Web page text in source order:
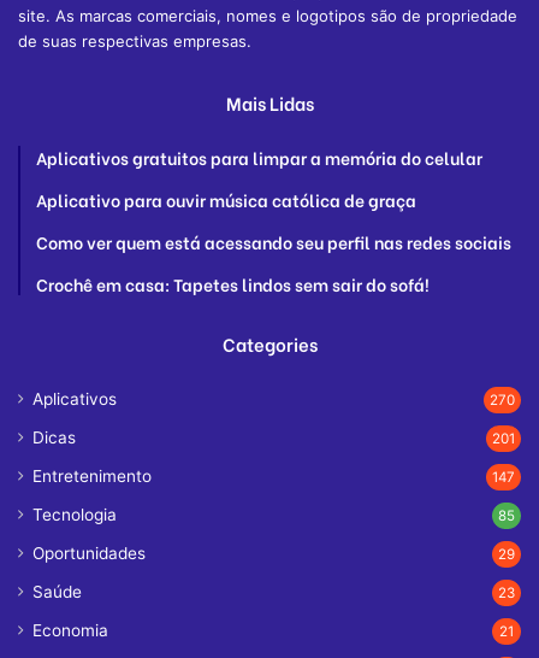
site. As marcas comerciais, nomes e logotipos são de propriedade
de suas respectivas empresas.
Mais Lidas
Aplicativos gratuitos para limpar a memória do celular
Aplicativo para ouvir música católica de graça
Como ver quem está acessando seu perfil nas redes sociais
Crochê em casa: Tapetes lindos sem sair do sofá!
Categories
Aplicativos 270
Dicas 201
Entretenimento 147
Tecnologia 85
Oportunidades 29
Saúde 23
Economia 21